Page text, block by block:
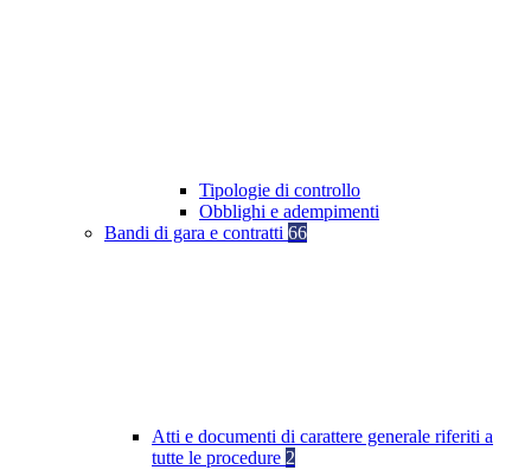
Tipologie di controllo
Obblighi e adempimenti
Bandi di gara e contratti 66
Atti e documenti di carattere generale riferiti a
tutte le procedure 2